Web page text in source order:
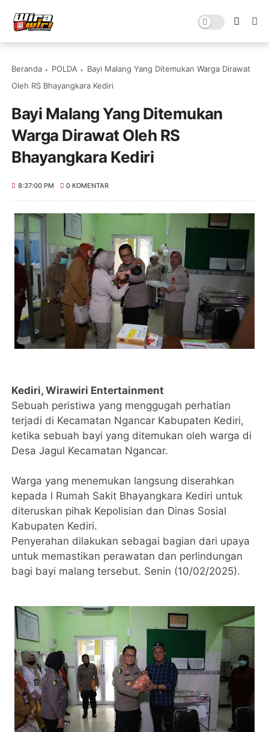
Beranda POLDA
Bayi Malang Yang Ditemukan Warga Dirawat
Oleh RS Bhayangkara Kediri
Bayi Malang Yang Ditemukan
Warga Dirawat Oleh RS
Bhayangkara Kediri
8:37:00 PM 0 KOMENTAR
Kediri, Wirawiri Entertainment
Sebuah peristiwa yang menggugah perhatian
terjadi di Kecamatan Ngancar Kabupaten Kediri,
ketika sebuah bayi yang ditemukan oleh warga di
Desa Jagul Kecamatan Ngancar.
Warga yang menemukan langsung diserahkan
kepada l Rumah Sakit Bhayangkara Kediri untuk
diteruskan pihak Kepolisian dan Dinas Sosial
Kabupaten Kediri.
Penyerahan dilakukan sebagai bagian dari upaya
untuk memastikan perawatan dan perlindungan
bagi bayi malang tersebut. Senin (10/02/2025).